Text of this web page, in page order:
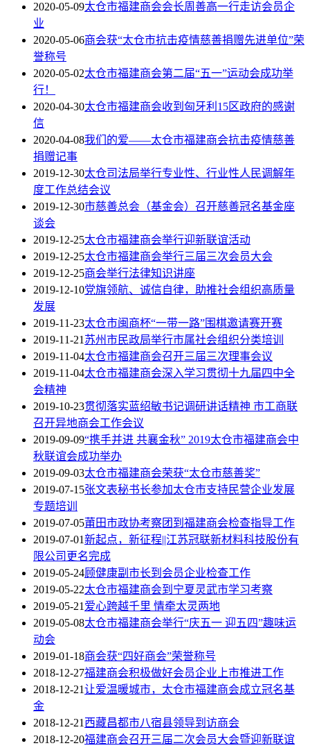
2020-05-09太仓市福建商会会长周善高一行走访会员企
业
2020-05-06商会获“太仓市抗击疫情慈善捐赠先进单位”荣
誉称号
2020-05-02太仓市福建商会第二届“五一”运动会成功举
行！
2020-04-30太仓市福建商会收到匈牙利15区政府的感谢
信
2020-04-08我们的爱——太仓市福建商会抗击疫情慈善
捐赠记事
2019-12-30太仓司法局举行专业性、行业性人民调解年
度工作总结会议
2019-12-30市慈善总会（基金会）召开慈善冠名基金座
谈会
2019-12-25太仓市福建商会举行迎新联谊活动
2019-12-25太仓市福建商会举行三届三次会员大会
2019-12-25商会举行法律知识讲座
2019-12-10党旗领航、诚信自律，助推社会组织高质量
发展
2019-11-23太仓市闽商杯“一带一路”围棋邀请赛开赛
2019-11-21苏州市民政局举行市属社会组织分类培训
2019-11-04太仓市福建商会召开三届三次理事会议
2019-11-04太仓市福建商会深入学习贯彻十九届四中全
会精神
2019-10-23贯彻落实蓝绍敏书记调研讲话精神 市工商联
召开异地商会工作会议
2019-09-09“携手并进 共襄金秋” 2019太仓市福建商会中
秋联谊会成功举办
2019-09-03太仓市福建商会荣获“太仓市慈善奖”
2019-07-15张文表秘书长参加太仓市支持民营企业发展
专题培训
2019-07-05莆田市政协考察团到福建商会检查指导工作
2019-07-01新起点，新征程||江苏冠联新材料科技股份有
限公司更名完成
2019-05-24顾健康副市长到会员企业检查工作
2019-05-22太仓市福建商会到宁夏灵武市学习考察
2019-05-21爱心跨越千里 情牵太灵两地
2019-05-08太仓市福建商会举行“庆五一 迎五四”趣味运
动会
2019-01-18商会获“四好商会”荣誉称号
2018-12-27福建商会积极做好会员企业上市推进工作
2018-12-21让爱温暖城市，太仓市福建商会成立冠名基
金
2018-12-21西藏昌都市八宿县领导到访商会
2018-12-20福建商会召开三届二次会员大会暨迎新联谊